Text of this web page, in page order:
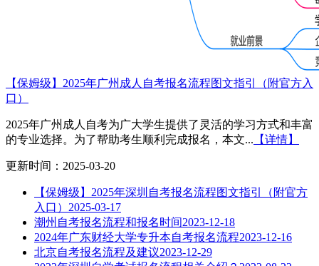
【保姆级】2025年广州成人自考报名流程图文指引（附官方入
口）
2025年广州成人自考为广大学生提供了灵活的学习方式和丰富
的专业选择。为了帮助考生顺利完成报名，本文... 【详情】
更新时间：2025-03-20
【保姆级】2025年深圳自考报名流程图文指引（附官方
入口） 2025-03-17
潮州自考报名流程和报名时间2023-12-18
2024年广东财经大学专升本自考报名流程2023-12-16
北京自考报名流程及建议2023-12-29